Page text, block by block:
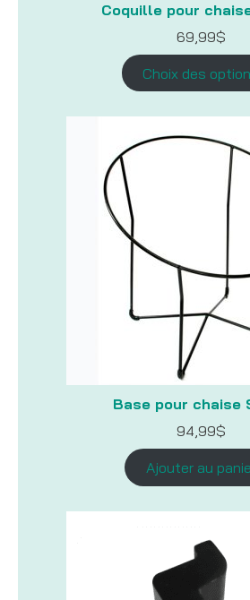
Coquille pour
69,99$
Choix des
Base pour chaise
94,99$
Ajouter au